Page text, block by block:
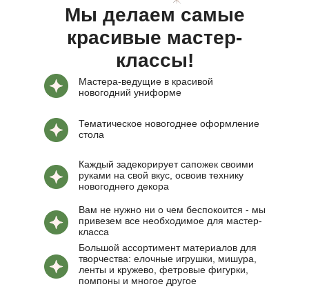
Мы делаем самые
красивые мастер-
классы!
Мастера-ведущие в красивой
новогодний униформе
Тематическое новогоднее оформление
стола
Вам не нужно ни о чем беспокоится - мы
привезем все необходимое для мастер-
класса
Большой ассортимент материалов для
творчества: елочные игрушки, мишура,
ленты и кружево, фетровые фигурки,
помпоны и многое другое
Каждый задекорирует сапожек своими
руками на свой вкус, освоив технику
новогоднего декора